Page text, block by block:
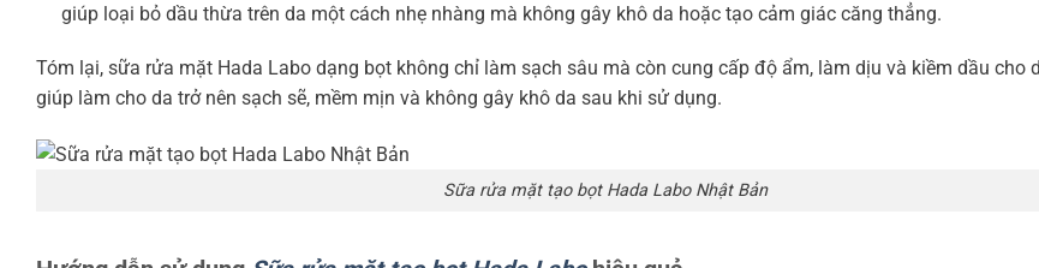
giúp loại bỏ dầu thừa trên da một cách nhẹ nhàng mà không gây khô da hoặc tạo cảm giác căng thẳng.
Tóm lại, sữa rửa mặt Hada Labo dạng bọt không chỉ làm sạch sâu mà còn cung cấp độ ẩm, làm dịu và kiềm dầu cho
giúp làm cho da trở nên sạch sẽ, mềm mịn và không gây khô da sau khi sử dụng.
Sữa rửa mặt tạo bọt Hada Labo Nhật Bản